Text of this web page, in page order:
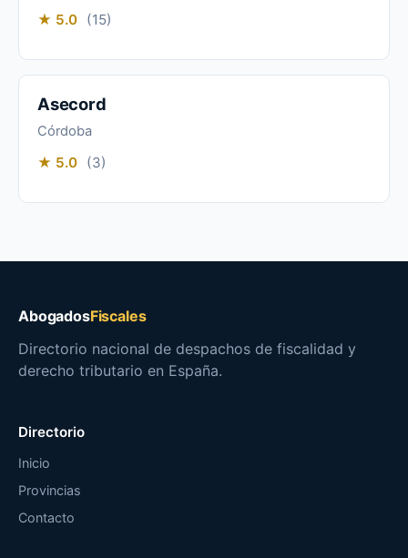
★ 5.0 (15)
Asecord
Córdoba
★ 5.0 (3)
AbogadosFiscales
Directorio nacional de despachos de fiscalidad y
derecho tributario en España.
Directorio
Inicio
Provincias
Contacto